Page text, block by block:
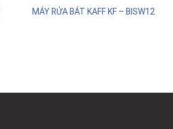
MÁY RỬA BÁT KAFF KF – BISW12